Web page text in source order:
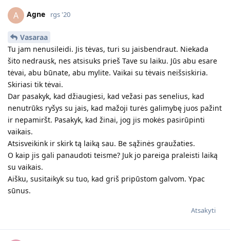
A Agne rgs '20
Vasaraa
Tu jam nenusileidi. Jis tėvas, turi su jaisbendraut. Niekada
šito nedrausk, nes atsisuks prieš Tave su laiku. Jūs abu esare
tėvai, abu būnate, abu mylite. Vaikai su tėvais neišsiskiria.
Skiriasi tik tėvai.
Dar pasakyk, kad džiaugiesi, kad vežasi pas senelius, kad
nenutrūks ryšys su jais, kad mažoji turės galimybę juos pažint
ir nepamiršt. Pasakyk, kad žinai, jog jis mokės pasirūpinti
vaikais.
Atsisveikink ir skirk tą laiką sau. Be sąžinės graužaties.
O kaip jis gali panaudoti teisme? Juk jo pareiga praleisti laiką
su vaikais.
Aišku, susitaikyk su tuo, kad griš pripūstom galvom. Ypac
sūnus.
Atsakyti